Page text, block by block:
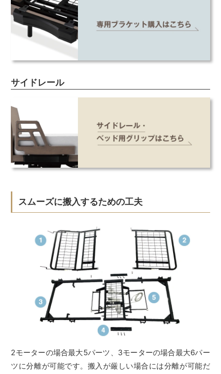
サイドレール
スムーズに搬入するための工夫
2モーターの場合最大5パーツ、3モーターの場合最大6パー
ツに分離が可能です。搬入が厳しい場合には分離が可能だ